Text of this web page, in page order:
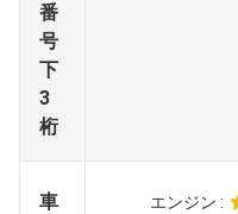
番
号
下
3
桁
車
エンジン